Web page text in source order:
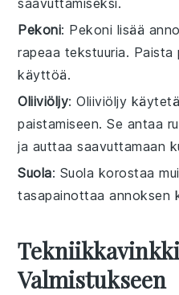
Pekoni: Pekoni lisää
rapeaa tekstuuria. Paista
käyttöä.
Oliiviöljy: Oliiviöljy
paistamiseen. Se antaa
ja auttaa saavuttamaan
Suola: Suola korostaa
tasapainottaa annoksen
Valmistukseen